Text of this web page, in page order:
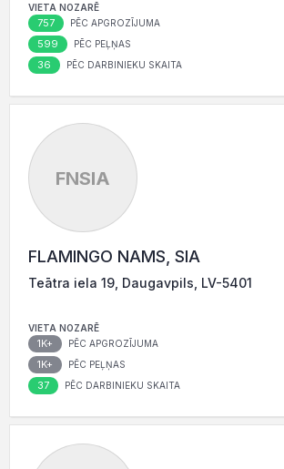
VIETA NOZARĒ
757 PĒC APGROZĪJUMA
599 PĒC PEĻŅAS
36 PĒC DARBINIEKU SKAITA
FNSIA
FLAMINGO NAMS, SIA
Teātra iela 19, Daugavpils, LV-5401
VIETA NOZARĒ
1K+ PĒC APGROZĪJUMA
1K+ PĒC PEĻŅAS
37 PĒC DARBINIEKU SKAITA